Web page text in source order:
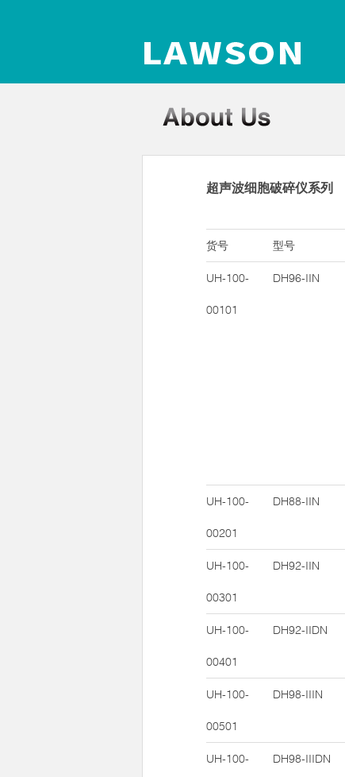
超声波细胞破碎仪系列
货号 型号
UH-100-
00101
DH96-IIN
UH-100-
00201
DH88-IIN
UH-100-
00301
DH92-IIN
UH-100-
00401
DH92-IIDN
UH-100-
00501
DH98-IIIN
UH-100- DH98-IIIDN